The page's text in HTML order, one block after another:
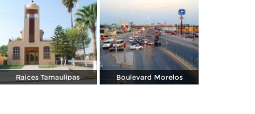
Raices Tamaulipas Boulevard Morelos